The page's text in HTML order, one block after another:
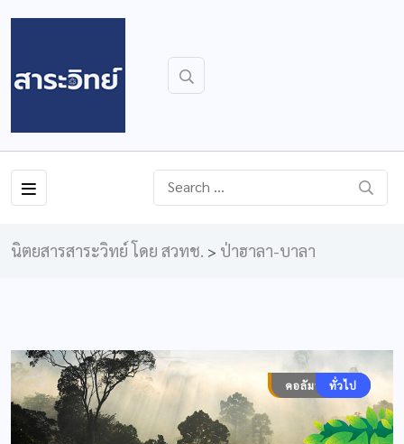
นิตยสารสาระวิทย์ โดย สวทช. > ป่าฮาลา-บาลา
COVER STORY
คอลัมน์ประจำ
ทั่วไป